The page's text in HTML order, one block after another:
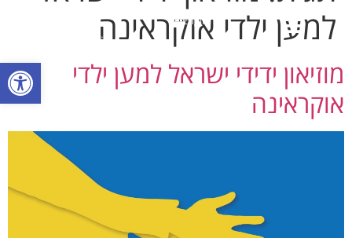
English
למען ילדי אוקראינה
מוזיאון ידידי ישראל למען ילדי
אוקראינה
פתח